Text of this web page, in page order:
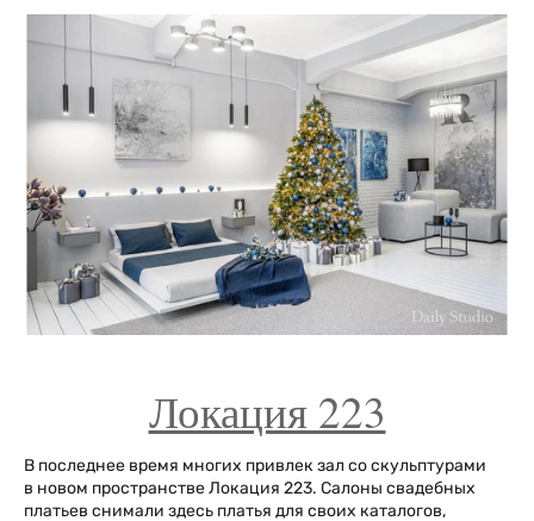
Локация 223
В последнее время многих привлек зал со скульптурами
в новом пространстве Локация 223. Салоны свадебных
платьев снимали здесь платья для своих каталогов,